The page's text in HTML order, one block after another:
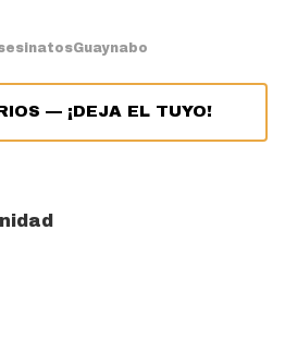
Guaynabo
— ¡DEJA EL TUYO!